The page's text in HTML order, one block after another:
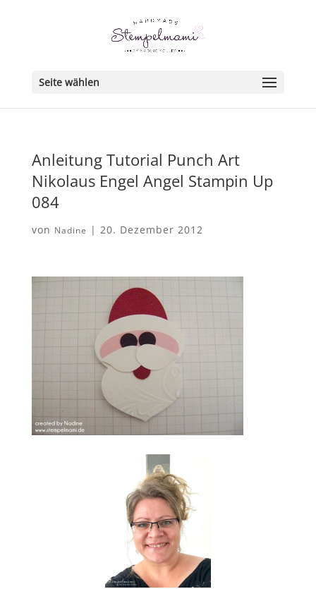
Seite wählen
Anleitung Tutorial Punch Art
Nikolaus Engel Angel Stampin Up
084
von Nadine | 20. Dezember 2012